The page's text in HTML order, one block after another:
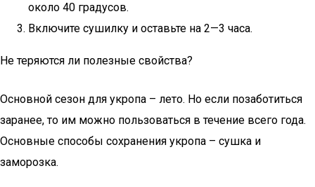
около 40 градусов.
Включите сушилку и оставьте на 2—3 часа.
Не теряются ли полезные свойства?
Основной сезон для укропа – лето. Но если позаботиться
заранее, то им можно пользоваться в течение всего года.
Основные способы сохранения укропа – сушка и
заморозка.